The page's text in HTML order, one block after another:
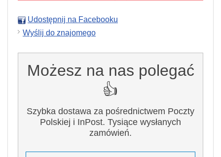
Udostępnij na Facebooku
Wyślij do znajomego
Możesz na nas polegać
👍
Szybka dostawa za pośrednictwem Poczty
Polskiej i InPost. Tysiące wysłanych
zamówień.